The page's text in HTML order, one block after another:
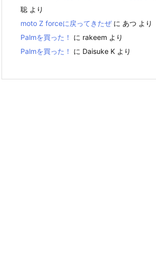
聡 より
moto Z forceに戻ってきたぜに あつ より
Palmを買った！
に rakeem より
Palmを買った！
に Daisuke K より